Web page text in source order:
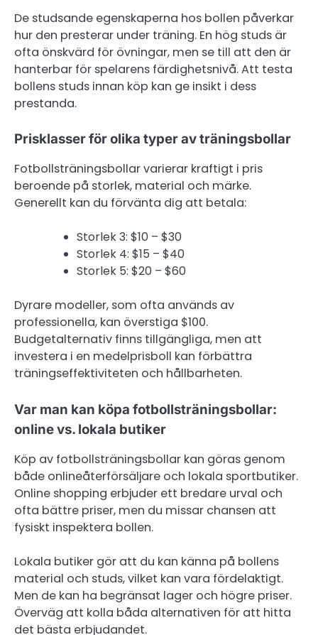
De studsande egenskaperna hos bollen påverkar
hur den presterar under träning. En hög studs är
ofta önskvärd för övningar, men se till att den är
hanterbar för spelarens färdighetsnivå. Att testa
bollens studs innan köp kan ge insikt i dess
prestanda.
Prisklasser för olika typer av träningsbollar
Fotbollsträningsbollar varierar kraftigt i pris
beroende på storlek, material och märke.
Generellt kan du förvänta dig att betala:
Storlek 3: $10 – $30
Storlek 4: $15 – $40
Storlek 5: $20 – $60
Dyrare modeller, som ofta används av
professionella, kan överstiga $100.
Budgetalternativ finns tillgängliga, men att
investera i en medelprisboll kan förbättra
träningseffektiviteten och hållbarheten.
Var man kan köpa fotbollsträningsbollar:
online vs. lokala butiker
Köp av fotbollsträningsbollar kan göras genom
både onlineåterförsäljare och lokala sportbutiker.
Online shopping erbjuder ett bredare urval och
ofta bättre priser, men du missar chansen att
fysiskt inspektera bollen.
Lokala butiker gör att du kan känna på bollens
material och studs, vilket kan vara fördelaktigt.
Men de kan ha begränsat lager och högre priser.
Överväg att kolla båda alternativen för att hitta
det bästa erbjudandet.